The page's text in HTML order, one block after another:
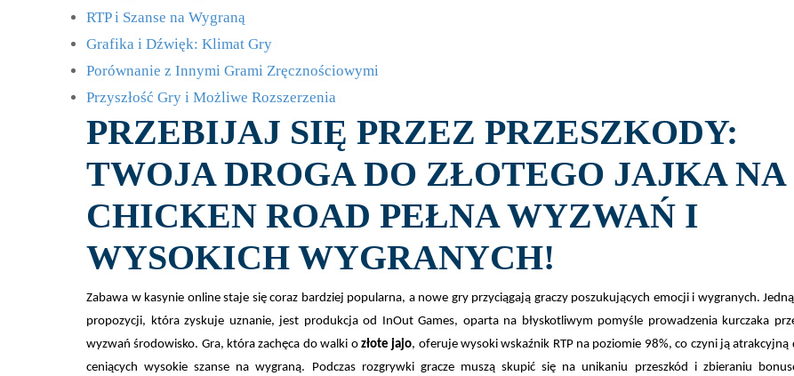
RTP i Szanse na Wygraną
Grafika i Dźwięk: Klimat Gry
Porównanie z Innymi Grami Zręcznościowymi
Przyszłość Gry i Możliwe Rozszerzenia
PRZEBIJAJ SIĘ PRZEZ PRZESZKODY:
TWOJA DROGA DO ZŁOTEGO JAJKA NA
CHICKEN ROAD PEŁNA WYZWAŃ I
WYSOKICH WYGRANYCH!
Zabawa w kasynie online staje się coraz bardziej popularna, a nowe gry przyciągają graczy poszukujących emocji i wygranych.
propozycji, która zyskuje uznanie, jest produkcja od InOut Games, oparta na błyskotliwym pomyśle prowadzenia kurczaka
wyzwań środowisko. Gra, która zachęca do walki o złote jajo, oferuje wysoki wskaźnik RTP na poziomie 98%, co czyni ją atrakcyjną
ceniących wysokie szanse na wygraną. Podczas rozgrywki gracze muszą skupić się na unikaniu przeszkód i zbieraniu